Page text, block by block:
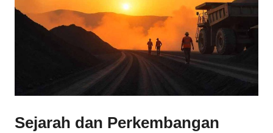
Sejarah dan Perkembangan